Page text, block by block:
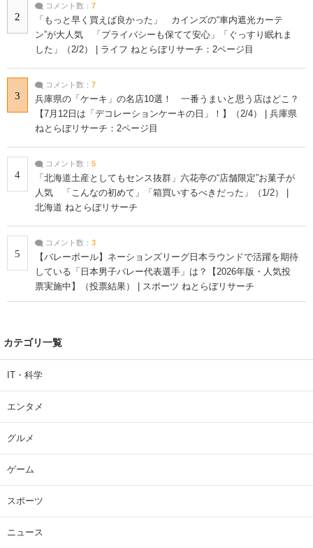
2
コメント数： 7
「もっと早く買えば良かった」 カインズの“車内遮光カーテ
ン”が大人気 「プライバシーも保てて安心」「ぐっすり眠れま
した」（2/2） | ライフ ねとらぼリサーチ：2ページ目
3
コメント数： 7
兵庫県の「ケーキ」の名店10選！ 一番うまいと思う店はどこ？
【7月12日は「デコレーションケーキの日」！】（2/4） | 兵庫県
ねとらぼリサーチ：2ページ目
4
コメント数： 5
「北海道土産としてもセンス抜群」六花亭の“店舗限定”お菓子が
人気 「こんなの初めて」「箱買いするべきだった」（1/2） |
北海道 ねとらぼリサーチ
5
コメント数： 3
【バレーボール】ネーションズリーグ日本ラウンドで活躍を期待
している「日本男子バレー代表選手」は？【2026年版・人気投
票実施中】（投票結果） | スポーツ ねとらぼリサーチ
カテゴリ一覧
IT・科学
エンタメ
グルメ
ゲーム
スポーツ
ニュース